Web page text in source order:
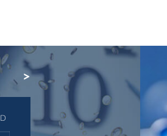
NEXT